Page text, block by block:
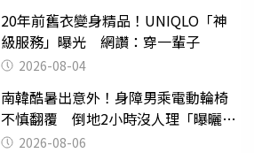
20年前舊衣變身精品！UNIQLO「神
級服務」曝光 網讚：穿一輩子
2026-08-04
南韓酷暑出意外！身障男乘電動輪椅
不慎翻覆 倒地2小時沒人理「曝曬
亡」2026-08-06